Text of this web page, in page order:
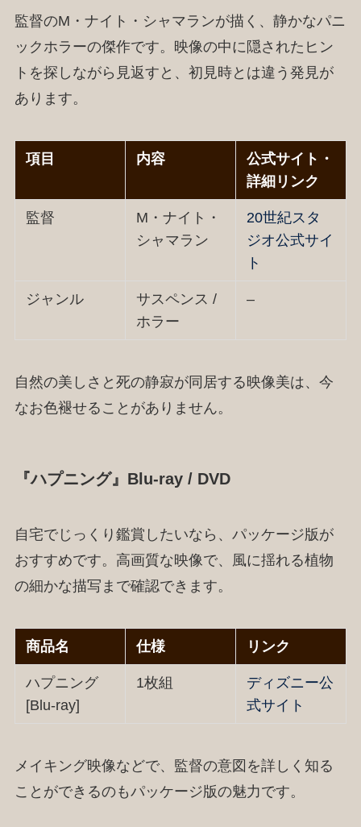
監督のM・ナイト・シャマランが描く、静かなパニ
ックホラーの傑作です。映像の中に隠されたヒン
トを探しながら見返すと、初見時とは違う発見が
あります。
項目 内容
公式サイト・
詳細リンク
監督
M・ナイト・
シャマラン
20世紀スタ
ジオ公式サイ
ト
ジャンル
サスペンス /
ホラー
–
自然の美しさと死の静寂が同居する映像美は、今
なお色褪せることがありません。
『ハプニング』Blu-ray / DVD
自宅でじっくり鑑賞したいなら、パッケージ版が
おすすめです。高画質な映像で、風に揺れる植物
の細かな描写まで確認できます。
商品名 仕様 リンク
ハプニング
[Blu-ray]
1枚組
ディズニー公
式サイト
メイキング映像などで、監督の意図を詳しく知る
ことができるのもパッケージ版の魅力です。